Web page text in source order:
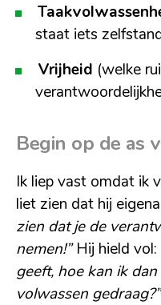
staat iets
Vrijheid (welke
Begin op de as
Ik liep vast omdat ik
liet zien dat hij
zien dat je de
nemen!”Hij hield vol:
geeft, hoe kan ik
volwassen gedraag?”